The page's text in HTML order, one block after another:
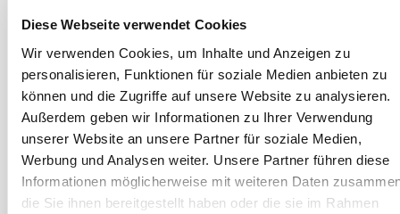
Diese Webseite verwendet Cookies
Wir verwenden Cookies, um Inhalte und Anzeigen zu
personalisieren, Funktionen für soziale Medien anbieten zu
können und die Zugriffe auf unsere Website zu analysieren.
Außerdem geben wir Informationen zu Ihrer Verwendung
unserer Website an unsere Partner für soziale Medien,
Werbung und Analysen weiter. Unsere Partner führen diese
Informationen möglicherweise mit weiteren Daten
die Sie ihnen bereitgestellt haben oder die sie im Rahmen